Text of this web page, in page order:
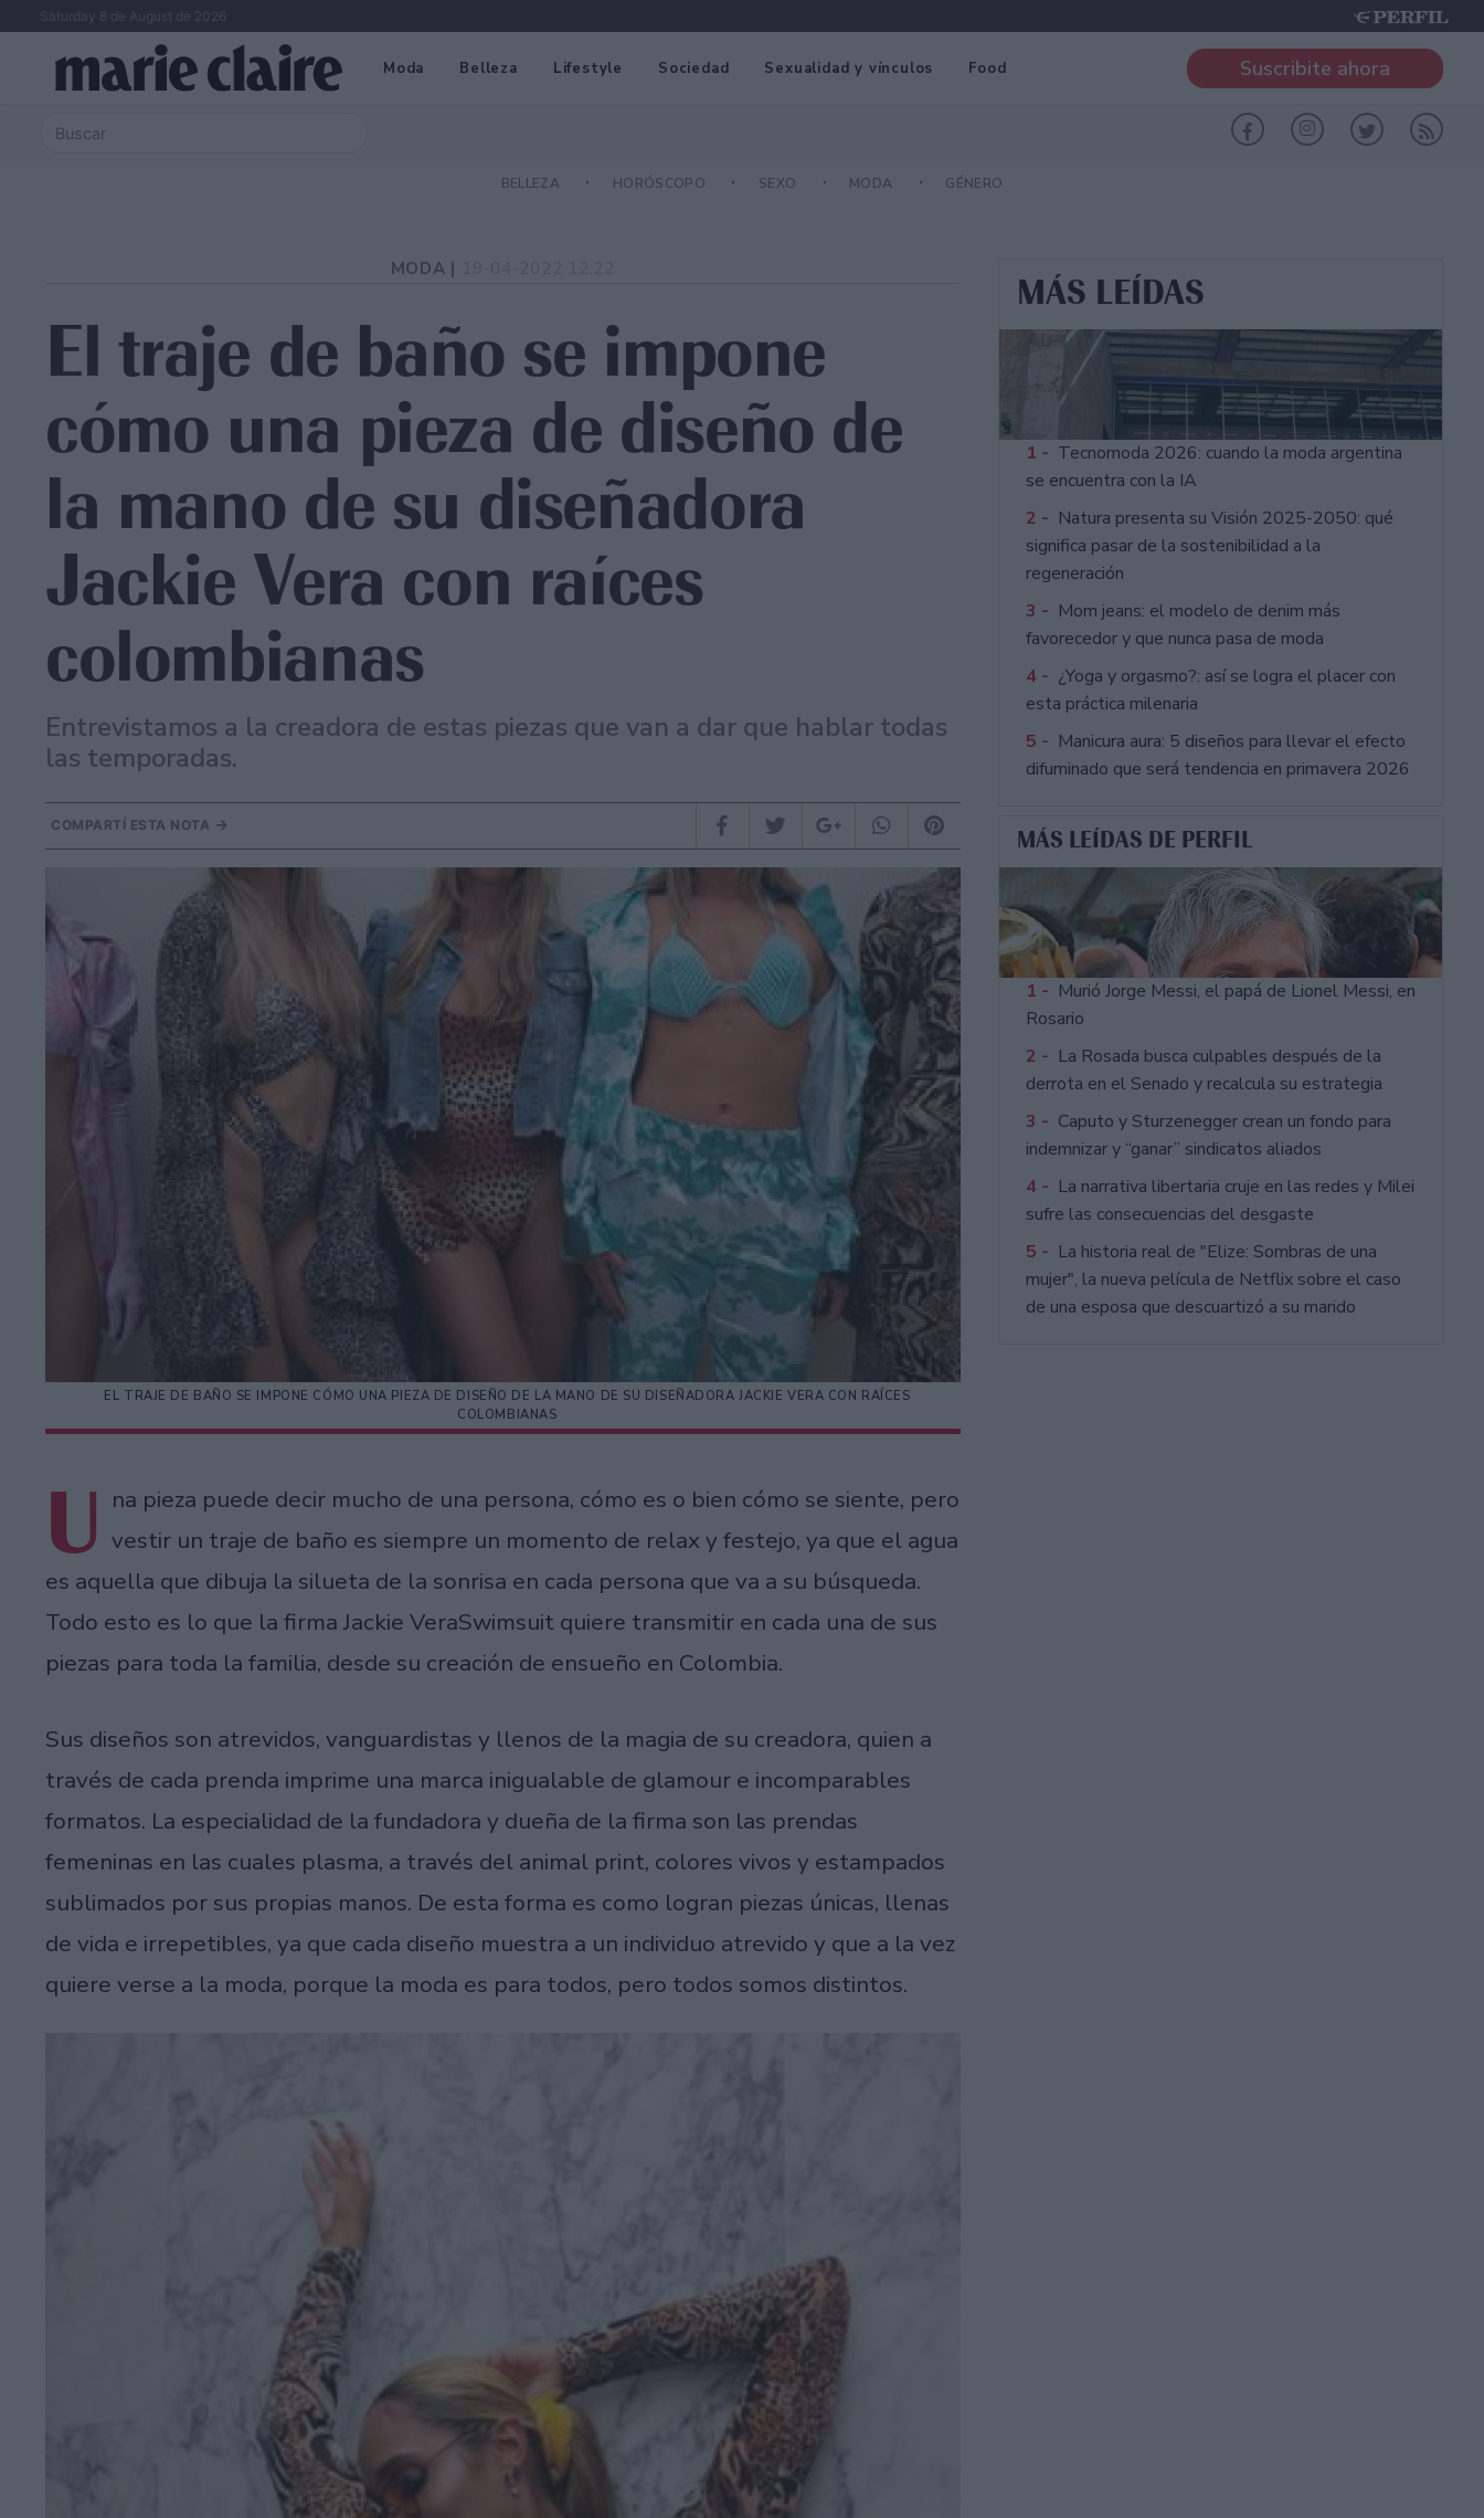
Saturday 8 de August de 2026
Moda Belleza Lifestyle Sociedad Sexualidad y vínculos Food Suscribite ahora
BELLEZA HORÓSCOPO SEXO MODA GÉNERO
MODA |
El traje de baño se impone
cómo una pieza de diseño de
la mano de su diseñadora
Jackie Vera con raíces
colombianas
Entrevistamos a la creadora de estas piezas que van a dar que hablar todas
las temporadas.
COMPARTÍ ESTA NOTA
EL TRAJE DE BAÑO SE IMPONE CÓMO UNA PIEZA DE DISEÑO DE LA MANO DE SU DISEÑADORA JACKIE VERA CON RAÍCES
COLOMBIANAS
U na pieza puede decir mucho de una persona, cómo es o bien cómo se siente, pero
vestir un traje de baño es siempre un momento de relax y festejo, ya que el agua
es aquella que dibuja la silueta de la sonrisa en cada persona que va a su búsqueda.
Todo esto es lo que la firma Jackie VeraSwimsuit quiere transmitir en cada una de sus
piezas para toda la familia, desde su creación de ensueño en Colombia.
Sus diseños son atrevidos, vanguardistas y llenos de la magia de su creadora, quien a
través de cada prenda imprime una marca inigualable de glamour e incomparables
formatos. La especialidad de la fundadora y dueña de la firma son las prendas
femeninas en las cuales plasma, a través del animal print, colores vivos y estampados
sublimados por sus propias manos. De esta forma es como logran piezas únicas, llenas
de vida e irrepetibles, ya que cada diseño muestra a un individuo atrevido y que a la vez
quiere verse a la moda, porque la moda es para todos, pero todos somos distintos.
MÁS LEÍDAS
1 - Tecnomoda 2026: cuando la moda argentina
se encuentra con la IA
2 - Natura presenta su Visión 2025-2050: qué
significa pasar de la sostenibilidad a la
regeneración
3 - Mom jeans: el modelo de denim más
favorecedor y que nunca pasa de moda
4 - ¿Yoga y orgasmo?: así se logra el placer con
esta práctica milenaria
5 - Manicura aura: 5 diseños para llevar el efecto
difuminado que será tendencia en primavera 2026
MÁS LEÍDAS DE PERFIL
1 - Murió Jorge Messi, el papá de Lionel Messi, en
Rosario
2 - La Rosada busca culpables después de la
derrota en el Senado y recalcula su estrategia
3 - Caputo y Sturzenegger crean un fondo para
indemnizar y “ganar” sindicatos aliados
4 - La narrativa libertaria cruje en las redes y Milei
sufre las consecuencias del desgaste
5 - La historia real de "Elize: Sombras de una
mujer", la nueva película de Netflix sobre el caso
de una esposa que descuartizó a su marido